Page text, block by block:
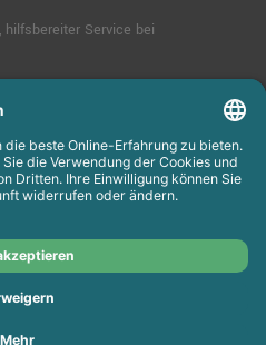
hilfsbereiter Service bei
Drucklösungen
und Zuhause